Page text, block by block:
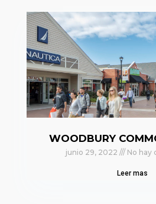
WOODBURY
junio 29, 2022 No hay
Leer mas